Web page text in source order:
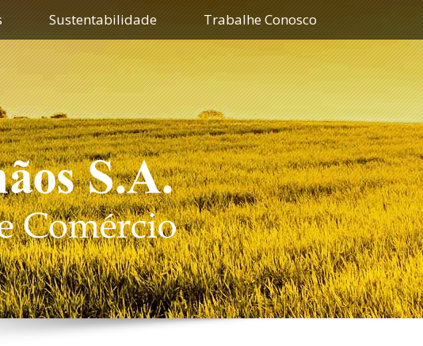
Sustentabilidade Trabalhe Conosco